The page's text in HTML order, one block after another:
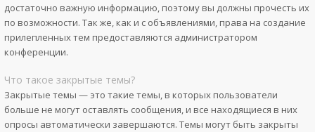
достаточно важную информацию, поэтому вы должны прочесть их
по возможности. Так же, как и с объявлениями, права на создание
прилепленных тем предоставляются администратором
конференции.
Что такое закрытые темы?
Закрытые темы — это такие темы, в которых пользователи
больше не могут оставлять сообщения, и все находящиеся в них
опросы автоматически завершаются. Темы могут быть закрыты